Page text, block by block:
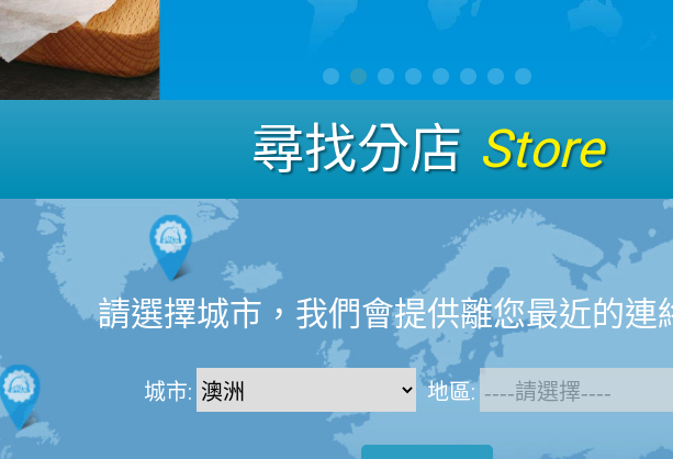
尋找分店 Store
請選擇城市，我們會提供離您最近的連
城市: 地區: